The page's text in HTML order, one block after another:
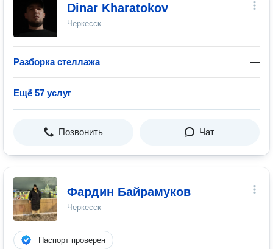
Dinar Kharatokov
Черкесск
Разборка стеллажа —
Ещё 57 услуг
Позвонить Чат
Фардин Байрамуков
Черкесск
Паспорт проверен